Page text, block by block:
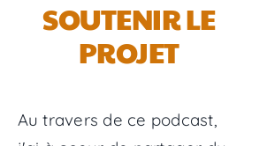
SOUTENIR LE
PROJET
Au travers de ce podcast,